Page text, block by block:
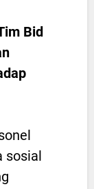
Bid
sosial